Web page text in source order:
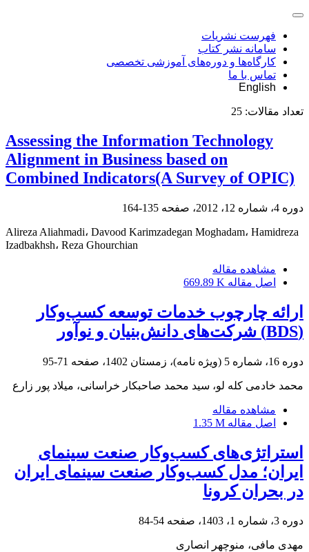
فهرست نشریات
سامانه نشر کتاب
کارگاه‌ها و دوره‌های آموزشی تخصصی
تماس با ما
English
تعداد مقالات: 25
Assessing the Information Technology
Alignment in Business based on
Combined Indicators(A Survey of OPIC)
دوره 4، شماره 12، 2012، صفحه 135-164
Alireza Aliahmadi، Davood Karimzadegan Moghadam، Hamidreza
Izadbakhsh، Reza Ghourchian
مشاهده مقاله
اصل مقاله 669.89 K
ارائه چارچوب خدمات توسعه کسب‌وکار
(BDS) شرکت‌های دانش‌بنیان و نوآور
دوره 16، شماره 5 (ویژه نامه)، زمستان 1402، صفحه 71-95
محمد خادمی کله لو، سید محمد صاحبکار خراسانی، میلاد پور زارع
مشاهده مقاله
اصل مقاله 1.35 M
استراتژی‌های کسب‌وکار صنعت سینمای
ایران؛ مدل کسب‌وکار صنعت سینمای ایران
در بحران کرونا
دوره 3، شماره 1، 1403، صفحه 54-84
مهدی مافی، منوچهر انصاری